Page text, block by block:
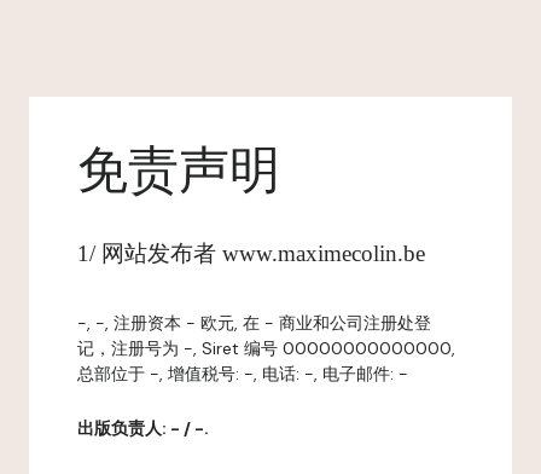
免责声明
1/ 网站发布者 www.maximecolin.be
-, -, 注册资本 - 欧元, 在 - 商业和公司注册处登
记，注册号为 -, Siret 编号 00000000000000,
总部位于 -, 增值税号: -, 电话: -, 电子邮件: -
出版负责人: - / -.